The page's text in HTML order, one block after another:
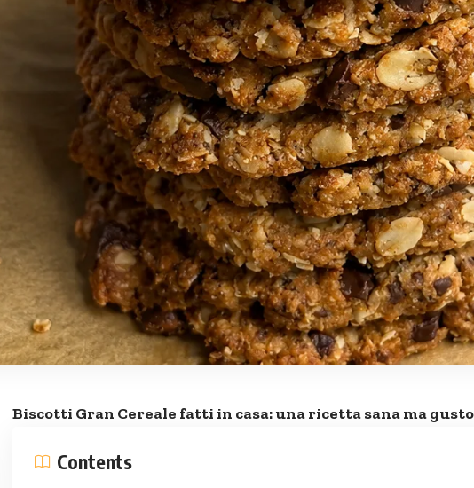
Biscotti Gran Cereale fatti in casa: una ricetta sana ma
Contents